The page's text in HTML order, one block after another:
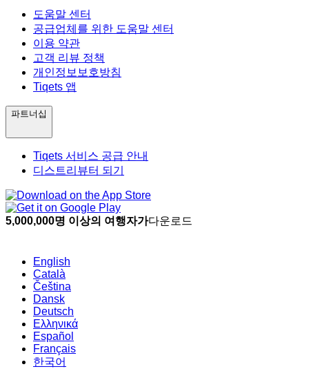
도움말 센터
공급업체를 위한 도움말 센터
이용 약관
고객 리뷰 정책
개인정보보호방침
Tiqets 앱
파트너십
Tiqets 서비스 공급 안내
디스트리뷰터 되기
5,000,000명 이상의 여행자가다운로드
English
Català
Čeština
Dansk
Deutsch
Ελληνικά
Español
Français
한국어